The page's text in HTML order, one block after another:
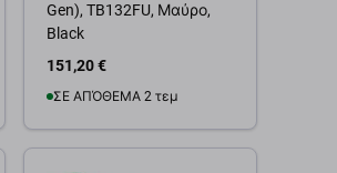
Gen), TB132FU, Μαύρο,
Black
151,20 €
ΣΕ ΑΠΌΘΕΜΑ 2 τεμ